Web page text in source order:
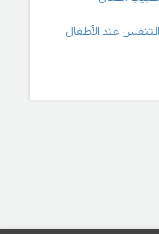
عند الأطفال